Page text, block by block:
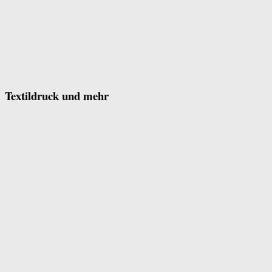
Textildruck und mehr